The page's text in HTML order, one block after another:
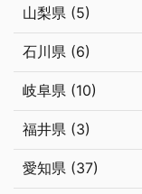
山梨県 (5)
石川県 (6)
岐阜県 (10)
福井県 (3)
愛知県 (37)